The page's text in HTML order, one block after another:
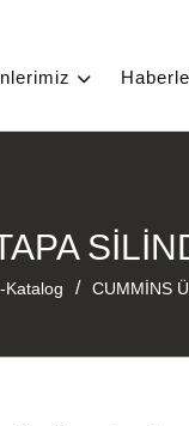
Katalog / CUMMİNS